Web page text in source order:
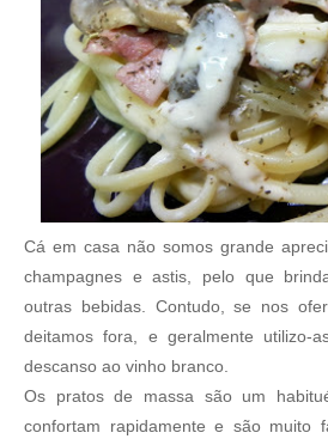
Cá em casa não somos grande
champagnes e astis, pelo que
outras bebidas. Contudo, se nos
deitamos fora, e geralmente utilizo-
descanso ao vinho branco.
Os pratos de massa são um
confortam rapidamente e são muito